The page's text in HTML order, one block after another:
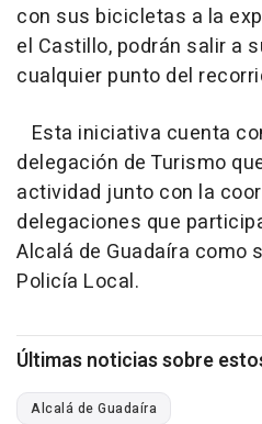
con sus bicicletas a la
el Castillo, podrán salir a
cualquier punto del
Esta iniciativa cuenta
delegación de Turismo
actividad junto con la
delegaciones que
Alcalá de Guadaíra como
Policía Local.
Últimas noticias sobre
Alcalá de Guadaíra